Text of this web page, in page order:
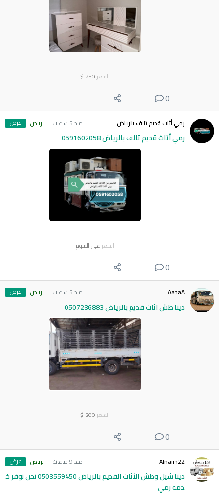
السعر 250
$
0
رمي أثاث قديم تالف بالرياض منذ 5 ساعات الرياض عرض
رمي أثاث قديم تالف بالرياض 0591602058
السعر على السوم
0
AahaA منذ 5 ساعات الرياض عرض
دينا طش اثاث قديم بالرياض 0507236883
السعر 200
$
0
Alnaim22 منذ 9 ساعات الرياض عرض
دينا شيل وطش الأثاث القديم بالرياض 0503559450 نحن نوفر خ
دمه رمي